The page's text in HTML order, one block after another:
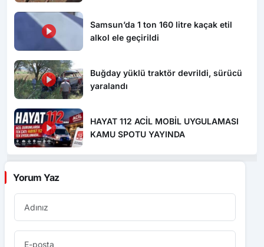
Buğday yüklü traktör devrildi, sürücü
yaralandı
HAYAT 112 ACİL MOBİL UYGULAMASI
KAMU SPOTU YAYINDA
Yorum Yaz